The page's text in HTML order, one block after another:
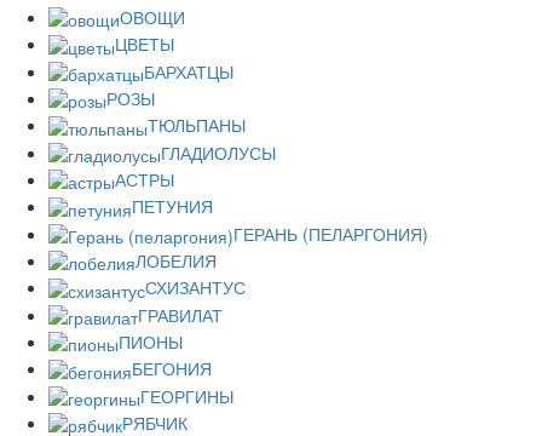
ОВОЩИ
ЦВЕТЫ
БАРХАТЦЫ
РОЗЫ
ТЮЛЬПАНЫ
ГЛАДИОЛУСЫ
АСТРЫ
ПЕТУНИЯ
ГЕРАНЬ (ПЕЛАРГОНИЯ)
ЛОБЕЛИЯ
СХИЗАНТУС
ГРАВИЛАТ
ПИОНЫ
БЕГОНИЯ
ГЕОРГИНЫ
РЯБЧИК